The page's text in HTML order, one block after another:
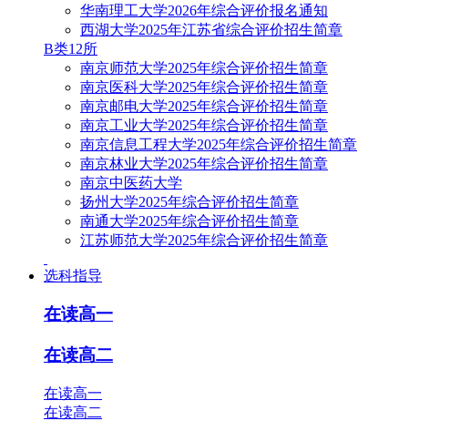
华南理工大学2026年综合评价报名通知
西湖大学2025年江苏省综合评价招生简章
B类12所
南京师范大学2025年综合评价招生简章
南京医科大学2025年综合评价招生简章
南京邮电大学2025年综合评价招生简章
南京工业大学2025年综合评价招生简章
南京信息工程大学2025年综合评价招生简章
南京林业大学2025年综合评价招生简章
南京中医药大学
扬州大学2025年综合评价招生简章
南通大学2025年综合评价招生简章
江苏师范大学2025年综合评价招生简章
选科指导
在读高一
在读高二
在读高一
在读高二